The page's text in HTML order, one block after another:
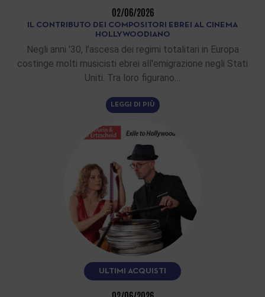
02/06/2026
IL CONTRIBUTO DEI COMPOSITORI EBREI AL CINEMA
HOLLYWOODIANO
Negli anni '30, l'ascesa dei regimi totalitari in Europa
costinge molti musicisti ebrei all'emigrazione negli Stati
Uniti. Tra loro figurano…
LEGGI DI PIÙ
ULTIMI ACQUISTI